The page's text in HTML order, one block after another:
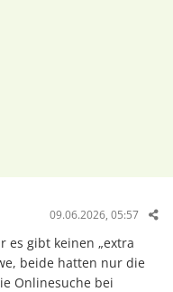
09.06.2026, 05:57
es gibt keinen „extra
beide hatten nur die
Onlinesuche bei